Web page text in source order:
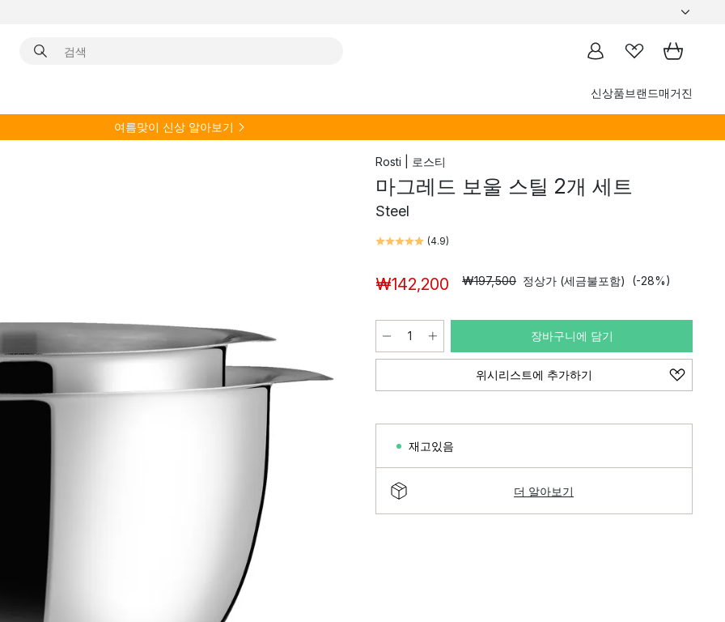
신상품브랜드매거진
여름맞이 신상 알아보기
Rosti | 로스티
마그레드 보울 스틸 2개 세트
Steel
(4.9)
₩142,200 ₩197,500 정상가 (세금불포함) (-28%)
장바구니에 담기
위시리스트에 추가하기
재고있음
더 알아보기